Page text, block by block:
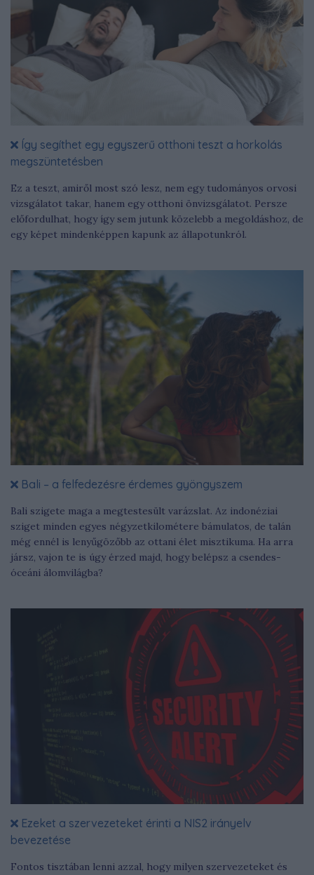
Így segíthet egy egyszerű otthoni teszt a horkolás
megszüntetésben
Ez a teszt, amiről most szó lesz, nem egy tudományos orvosi
vizsgálatot takar, hanem egy otthoni önvizsgálatot. Persze
előfordulhat, hogy így sem jutunk közelebb a megoldáshoz, de
egy képet mindenképpen kapunk az állapotunkról.
Bali – a felfedezésre érdemes gyöngyszem
Bali szigete maga a megtestesült varázslat. Az indonéziai
sziget minden egyes négyzetkilométere bámulatos, de talán
még ennél is lenyűgözőbb az ottani élet misztikuma. Ha arra
jársz, vajon te is úgy érzed majd, hogy belépsz a csendes-
óceáni álomvilágba?
Ezeket a szervezeteket érinti a NIS2 irányelv
bevezetése
Fontos tisztában lenni azzal, hogy milyen szervezeteket és